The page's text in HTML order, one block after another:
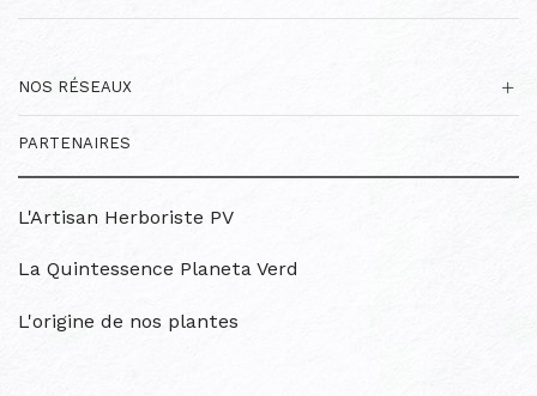
NOS RÉSEAUX
PARTENAIRES
L'Artisan Herboriste PV
La Quintessence Planeta Verd
L'origine de nos plantes